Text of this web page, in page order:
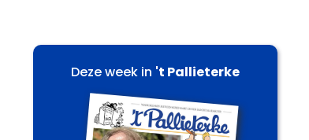
Deze week in 't Pallieterke